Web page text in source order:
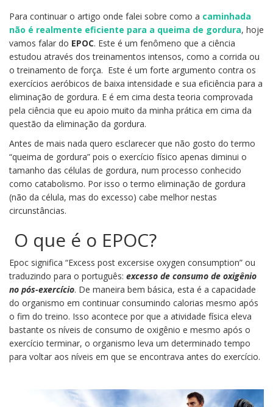
Para continuar o artigo onde falei sobre como a caminhada
não é realmente eficiente para a queima de gordura, hoje
vamos falar do EPOC. Este é um fenômeno que a ciência
estudou através dos treinamentos intensos, como a corrida ou
o treinamento de força. Este é um forte argumento contra os
exercícios aeróbicos de baixa intensidade e sua eficiência para a
eliminação de gordura. E é em cima desta teoria comprovada
pela ciência que eu apoio muito da minha prática em cima da
questão da eliminação da gordura.
Antes de mais nada quero esclarecer que não gosto do termo
“queima de gordura” pois o exercício físico apenas diminui o
tamanho das células de gordura, num processo conhecido
como catabolismo. Por isso o termo eliminação de gordura
(não da célula, mas do excesso) cabe melhor nestas
circunstâncias.
O que é o EPOC?
Epoc significa “Excess post excersise oxygen consumption” ou
traduzindo para o português: excesso de consumo de oxigênio
no pós-exercício. De maneira bem básica, esta é a capacidade
do organismo em continuar consumindo calorias mesmo após
o fim do treino. Isso acontece por que a atividade física eleva
bastante os níveis de consumo de oxigênio e mesmo após o
exercício terminar, o organismo leva um determinado tempo
para voltar aos níveis em que se encontrava antes do exercício.